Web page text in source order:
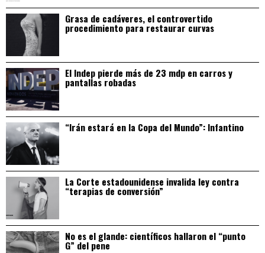
Grasa de cadáveres, el controvertido
procedimiento para restaurar curvas
El Indep pierde más de 23 mdp en carros y
pantallas robadas
“Irán estará en la Copa del Mundo”: Infantino
La Corte estadounidense invalida ley contra
“terapias de conversión”
No es el glande: científicos hallaron el “punto
G” del pene